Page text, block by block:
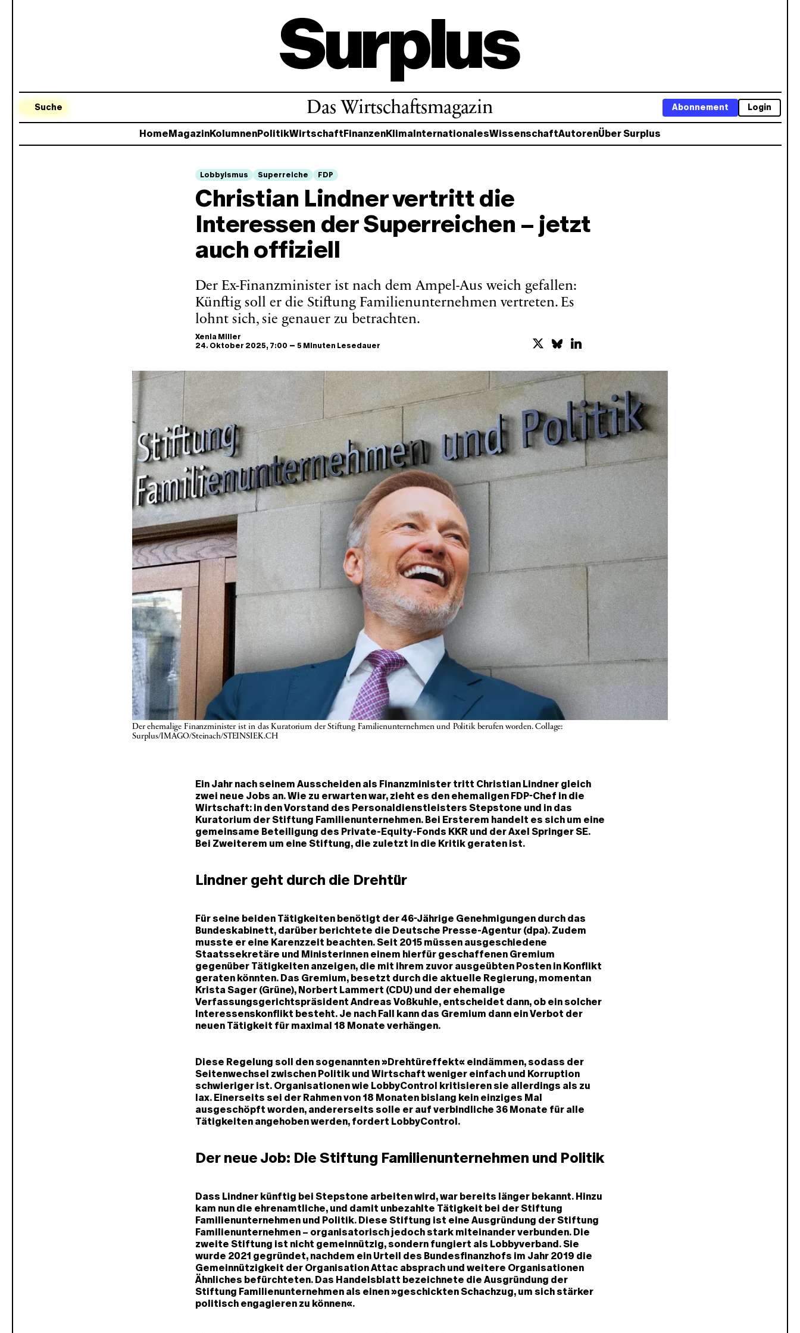
Suche Das Wirtschaftsmagazin Login
Abonnement
HomeMagazinKolumnenPolitikWirtschaftFinanzenKlimaInternationalesWissenschaftAutorenÜber Surplus
Lobbyismus Superreiche FDP
Christian Lindner vertritt die
Interessen der Superreichen – jetzt
auch offiziell
Der Ex-Finanzminister ist nach dem Ampel-Aus weich gefallen:
Künftig soll er die Stiftung Familienunternehmen vertreten. Es
lohnt sich, sie genauer zu betrachten.
Xenia Miller
24. Oktober 2025, 7:00 – 5 Minuten Lesedauer
Der ehemalige Finanzminister ist in das Kuratorium der Stiftung Familienunternehmen und Politik berufen worden. Collage:
Surplus/IMAGO/Steinach/STEINSIEK.CH
Ein Jahr nach seinem Ausscheiden als Finanzminister tritt Christian Lindner gleich
zwei neue Jobs an. Wie zu erwarten war, zieht es den ehemaligen FDP-Chef in die
Wirtschaft: in den Vorstand des Personaldienstleisters Stepstone und in das
Kuratorium der Stiftung Familienunternehmen. Bei Ersterem handelt es sich um eine
gemeinsame Beteiligung des Private-Equity-Fonds KKR und der Axel Springer SE.
Bei Zweiterem um eine Stiftung, die zuletzt in die Kritik geraten ist.
Lindner geht durch die Drehtür
Für seine beiden Tätigkeiten benötigt der 46-Jährige Genehmigungen durch das
Bundeskabinett, darüber berichtete die Deutsche Presse-Agentur (dpa). Zudem
musste er eine Karenzzeit beachten. Seit 2015 müssen ausgeschiedene
Staatssekretäre und Ministerinnen einem hierfür geschaffenen Gremium
gegenüber Tätigkeiten anzeigen, die mit ihrem zuvor ausgeübten Posten in Konflikt
geraten könnten. Das Gremium, besetzt durch die aktuelle Regierung, momentan
Krista Sager (Grüne), Norbert Lammert (CDU) und der ehemalige
Verfassungsgerichtspräsident Andreas Voßkuhle, entscheidet dann, ob ein solcher
Interessenskonflikt besteht. Je nach Fall kann das Gremium dann ein Verbot der
neuen Tätigkeit für maximal 18 Monate verhängen.
Diese Regelung soll den sogenannten »Drehtüreffekt« eindämmen, sodass der
Seitenwechsel zwischen Politik und Wirtschaft weniger einfach und Korruption
schwieriger ist. Organisationen wie LobbyControl kritisieren sie allerdings als zu
lax. Einerseits sei der Rahmen von 18 Monaten bislang kein einziges Mal
ausgeschöpft worden, andererseits solle er auf verbindliche 36 Monate für alle
Tätigkeiten angehoben werden, fordert LobbyControl.
Der neue Job: Die Stiftung Familienunternehmen und Politik
Dass Lindner künftig bei Stepstone arbeiten wird, war bereits länger bekannt. Hinzu
kam nun die ehrenamtliche, und damit unbezahlte Tätigkeit bei der Stiftung
Familienunternehmen und Politik. Diese Stiftung ist eine Ausgründung der Stiftung
Familienunternehmen – organisatorisch jedoch stark miteinander verbunden. Die
zweite Stiftung ist nicht gemeinnützig, sondern fungiert als Lobbyverband. Sie
wurde 2021 gegründet, nachdem ein Urteil des Bundesfinanzhofs im Jahr 2019 die
Gemeinnützigkeit der Organisation Attac absprach und weitere Organisationen
Ähnliches befürchteten. Das Handelsblatt bezeichnete die Ausgründung der
Stiftung Familienunternehmen als einen »geschickten Schachzug, um sich stärker
politisch engagieren zu können«.